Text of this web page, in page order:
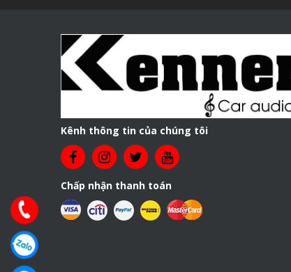
Kênh thông tin của chúng tôi
Chấp nhận thanh toán